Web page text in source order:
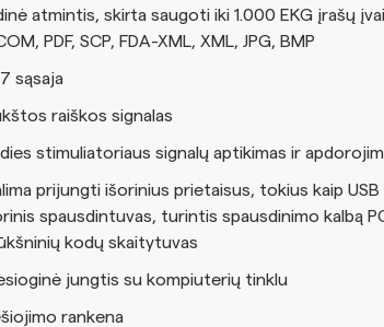
atmintis, skirta saugoti iki 1.000 EKG įrašų
PDF, SCP, FDA-XML, XML, JPG, BMP
sąsaja
raiškos signalas
stimuliatoriaus signalų aptikimas ir
prijungti išorinius prietaisus, tokius kaip USB
spausdintuvas, turintis spausdinimo kalbą
kodų skaitytuvas
jungtis su kompiuterių tinklu
rankena